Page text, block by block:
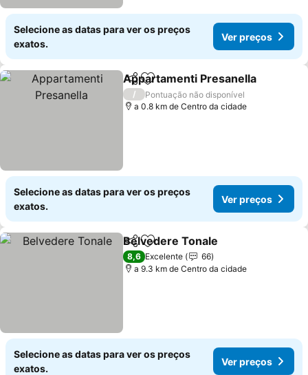
Selecione as datas para ver os preços
exatos.
Ver preços
PartilharAdicionar aos favoritos
Appartamenti Presanella
/
Pontuação não disponível
a 0.8 km de Centro da cidade
Selecione as datas para ver os preços
exatos.
Ver preços
PartilharAdicionar aos favoritos
Belvedere Tonale
8,6 Excelente
66
a 9.3 km de Centro da cidade
Selecione as datas para ver os preços
exatos.
Ver preços